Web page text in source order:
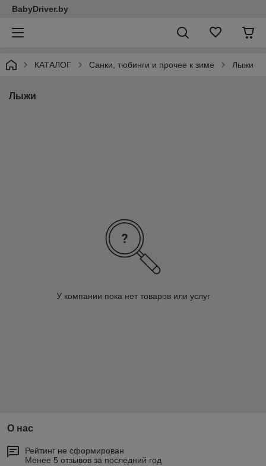
BabyDriver.by
КАТАЛОГ Санки, тюбинги и прочее к зиме Лыжи
Лыжи
У компании пока нет товаров или услуг
О нас
Рейтинг не сформирован
Менее 5 отзывов за последний год